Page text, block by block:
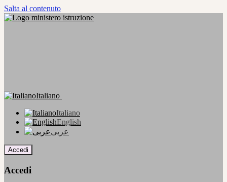
Salta al contenuto
Italiano
Italiano
English
عربى
Accedi
Accedi